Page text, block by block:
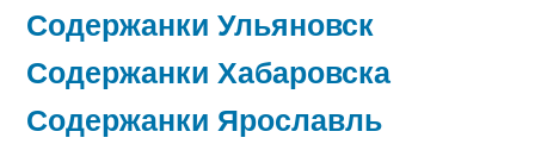
Содержанки Ульяновск
Содержанки Хабаровска
Содержанки Ярославль